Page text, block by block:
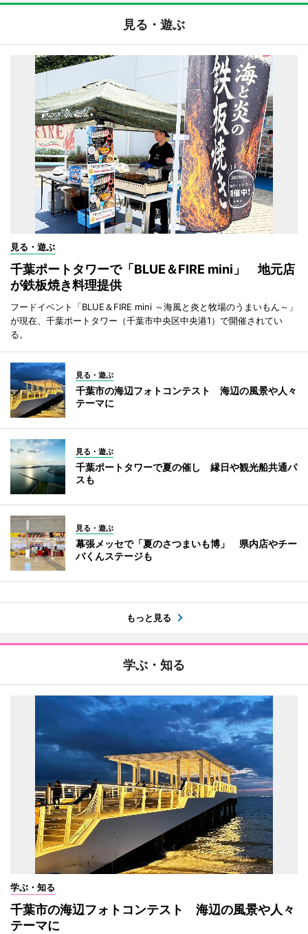
見る・遊ぶ
見る・遊ぶ
千葉ポートタワーで「BLUE＆FIRE mini」 地元店
が鉄板焼き料理提供
フードイベント「BLUE＆FIRE mini ～海風と炎と牧場のうまいもん～」
が現在、千葉ポートタワー（千葉市中央区中央港1）で開催されてい
る。
見る・遊ぶ
千葉市の海辺フォトコンテスト 海辺の風景や人々
テーマに
見る・遊ぶ
千葉ポートタワーで夏の催し 縁日や観光船共通パ
スも
見る・遊ぶ
幕張メッセで「夏のさつまいも博」 県内店やチー
バくんステージも
もっと見る
学ぶ・知る
学ぶ・知る
千葉市の海辺フォトコンテスト 海辺の風景や人々
テーマに